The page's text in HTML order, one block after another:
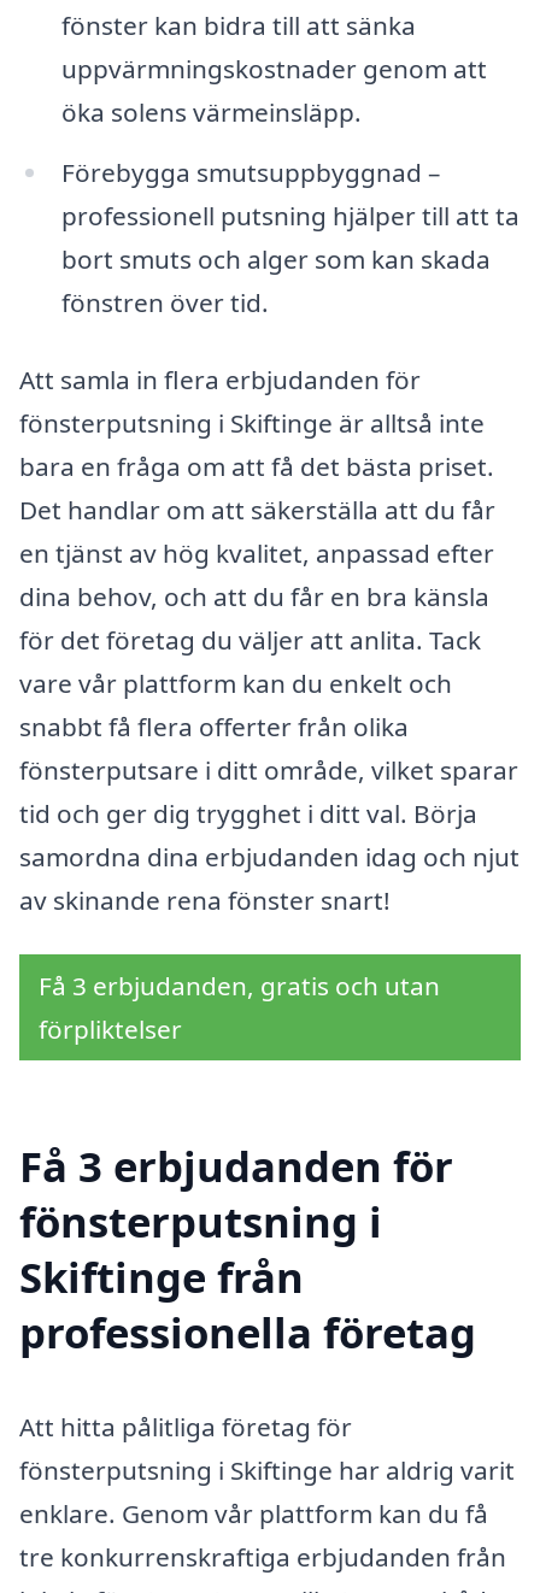
fönster kan bidra till att sänka
uppvärmningskostnader genom att
öka solens värmeinsläpp.
Förebygga smutsuppbyggnad –
professionell putsning hjälper till att ta
bort smuts och alger som kan skada
fönstren över tid.
Att samla in flera erbjudanden för
fönsterputsning i Skiftinge är alltså inte
bara en fråga om att få det bästa priset.
Det handlar om att säkerställa att du får
en tjänst av hög kvalitet, anpassad efter
dina behov, och att du får en bra känsla
för det företag du väljer att anlita. Tack
vare vår plattform kan du enkelt och
snabbt få flera offerter från olika
fönsterputsare i ditt område, vilket sparar
tid och ger dig trygghet i ditt val. Börja
samordna dina erbjudanden idag och njut
av skinande rena fönster snart!
Få 3 erbjudanden, gratis och utan
förpliktelser
Få 3 erbjudanden för
fönsterputsning i
Skiftinge från
professionella företag
Att hitta pålitliga företag för
fönsterputsning i Skiftinge har aldrig varit
enklare. Genom vår plattform kan du få
tre konkurrenskraftiga erbjudanden från